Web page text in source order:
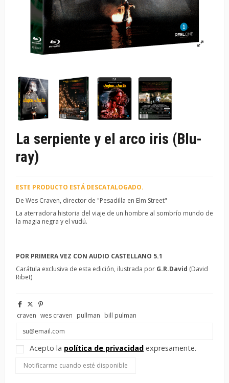
La serpiente y el arco iris (Blu-
ray)
ESTE PRODUCTO ESTÁ DESCATALOGADO.
De Wes Craven, director de "Pesadilla en Elm Street"
La aterradora historia del viaje de un hombre al sombrío mundo de
la magia negra y el vudú.
POR PRIMERA VEZ CON AUDIO CASTELLANO 5.1
Carátula exclusiva de esta edición, ilustrada por G.R.David (David
Ribet)
craven wes craven pullman bill pulman
Acepto la política de privacidad expresamente.